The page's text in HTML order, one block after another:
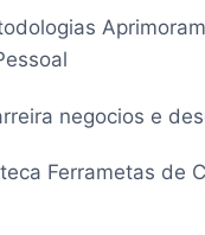
negocios e
Ferrametas de